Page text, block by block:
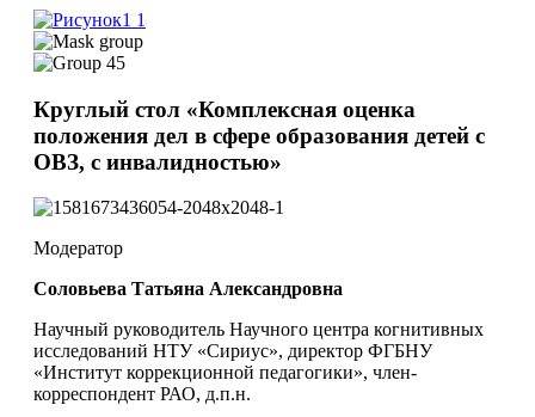
Круглый стол «Комплексная оценка
положения дел в сфере образования детей с
ОВЗ, с инвалидностью»
Модератор
Соловьева Татьяна Александровна
Научный руководитель Научного центра когнитивных
исследований НТУ «Сириус», директор ФГБНУ
«Институт коррекционной педагогики», член-
корреспондент РАО, д.п.н.